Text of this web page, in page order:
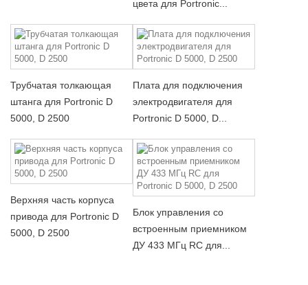
цвета для Portronic...
Трубчатая толкающая
штанга для Portronic D
5000, D 2500
Плата для подключения
электродвигателя для
Portronic D 5000, D...
Верхняя часть корпуса
привода для Portronic D
5000, D 2500
Блок управления со
встроенным приемником
ДУ 433 МГц RC для...